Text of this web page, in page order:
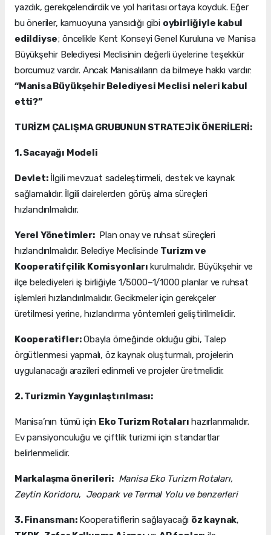
yazdık, gerekçelendirdik ve yol haritası ortaya koyduk. Eğer
bu öneriler, kamuoyuna yansıdığı gibi oybirliğiyle kabul
edildiyse; öncelikle Kent Konseyi Genel Kuruluna ve Manisa
Büyükşehir Belediyesi Meclisinin değerli üyelerine teşekkür
borcumuz vardır. Ancak Manisalıların da bilmeye hakkı vardır:
“Manisa Büyükşehir Belediyesi Meclisi neleri kabul
etti?”
TURİZM ÇALIŞMA GRUBUNUN STRATEJİK ÖNERİLERİ:
1. Sacayağı Modeli
Devlet:İlgili mevzuat sadeleştirmeli, destek ve kaynak
sağlamalıdır. İlgili dairelerden görüş alma süreçleri
hızlandırılmalıdır.
Yerel Yönetimler:Plan onay ve ruhsat süreçleri
hızlandırılmalıdır. Belediye Meclisinde Turizm ve
Kooperatifçilik Komisyonları kurulmalıdır. Büyükşehir ve
ilçe belediyeleri iş birliğiyle 1/5000–1/1000 planlar ve ruhsat
işlemleri hızlandırılmalıdır. Gecikmeler için gerekçeler
üretilmesi yerine, hızlandırma yöntemleri geliştirilmelidir.
Kooperatifler:Obayla örneğinde olduğu gibi, Talep
örgütlenmesi yapmalı, öz kaynak oluşturmalı, projelerin
uygulanacağı arazileri edinmeli ve projeler üretmelidir.
2. Turizmin Yaygınlaştırılması:
Manisa’nın tümü için Eko Turizm Rotaları hazırlanmalıdır.
Ev pansiyonculuğu ve çiftlik turizmi için standartlar
belirlenmelidir.
Markalaşma önerileri: Manisa Eko Turizm Rotaları,
Zeytin Koridoru, Jeopark ve Termal Yolu ve benzerleri
3. Finansman:Kooperatiflerin sağlayacağı öz kaynak,